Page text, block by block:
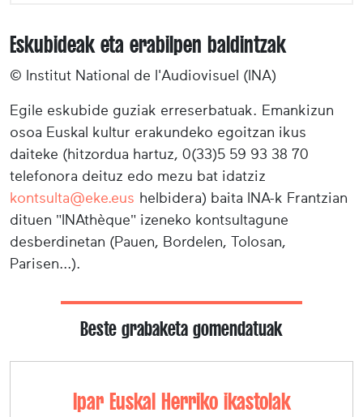
Eskubideak eta erabilpen baldintzak
© Institut National de l'Audiovisuel (INA)
Egile eskubide guziak erreserbatuak. Emankizun
osoa Euskal kultur erakundeko egoitzan ikus
daiteke (hitzordua hartuz, 0(33)5 59 93 38 70
telefonora deituz edo mezu bat idatziz
kontsulta@eke.eus helbidera) baita INA-k Frantzian
dituen "INAthèque" izeneko kontsultagune
desberdinetan (Pauen, Bordelen, Tolosan,
Parisen...).
Beste grabaketa gomendatuak
Ipar Euskal Herriko ikastolak